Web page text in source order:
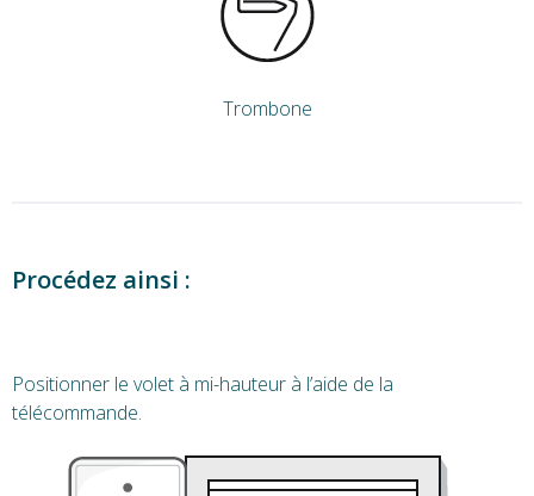
Trombone
Procédez ainsi :
Positionner le volet à mi-hauteur à l’aide de la
télécommande.